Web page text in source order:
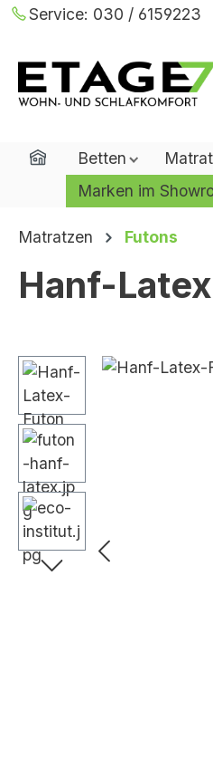
Hauptinhalt springen
Zur Suche springen
Zur Hauptnavigation
Service: 030 / 6159223
HomeBetten
Marken im
Matratzen Futons
Hanf-
Bildergalerie überspringen